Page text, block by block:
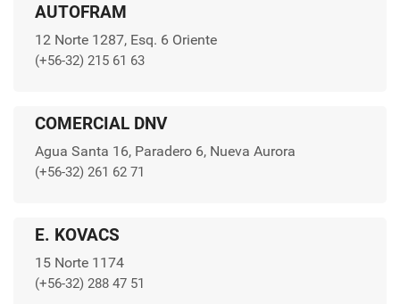
AUTOFRAM
12 Norte 1287, Esq. 6 Oriente
(+56-32) 215 61 63
COMERCIAL DNV
Agua Santa 16, Paradero 6, Nueva Aurora
(+56-32) 261 62 71
E. KOVACS
15 Norte 1174
(+56-32) 288 47 51